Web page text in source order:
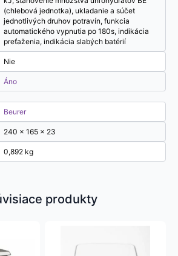
(chlebová jednotka), ukladanie a súčet
jednotlivých druhov potravín, funkcia
automatického vypnutia po 180s, indikácia
preťaženia, indikácia slabých batérií
Nie
Áno
Beurer
240 x 165 x 23
0,892 kg
produkty
produkt